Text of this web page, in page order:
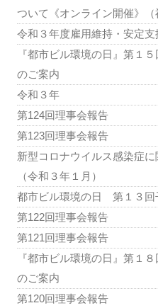
ついて《オンライン開催》（
令和３年度雇用維持・安定支
『都市ビル環境の日』第１
のご案内
令和３年
第124回理事会報告
第123回理事会報告
新型コロナウイルス感染症
（令和３年１月）
都市ビル環境の日 第１３回
第122回理事会報告
第121回理事会報告
『都市ビル環境の日』第１
のご案内
第120回理事会報告